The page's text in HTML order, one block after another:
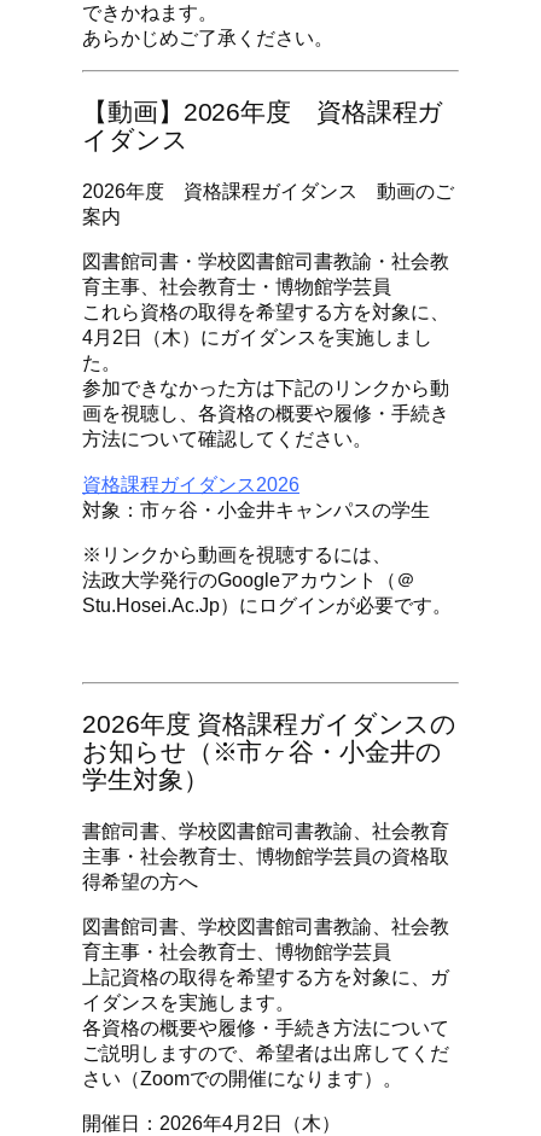
できかねます。
あらかじめご了承ください。
【動画】2026年度 資格課程ガ
イダンス
2026年度 資格課程ガイダンス 動画のご
案内
図書館司書・学校図書館司書教諭・社会教
育主事、社会教育士・博物館学芸員
これら資格の取得を希望する方を対象に、
4月2日（木）にガイダンスを実施しまし
た。
参加できなかった方は下記のリンクから動
画を視聴し、各資格の概要や履修・手続き
方法について確認してください。
資格課程ガイダンス2026
対象：市ヶ谷・小金井キャンパスの学生
※リンクから動画を視聴するには、
法政大学発行のGoogleアカウント（＠
Stu.hosei.ac.jp）にログインが必要です。
2026年度 資格課程ガイダンスの
お知らせ（※市ヶ谷・小金井の
学生対象）
書館司書、学校図書館司書教諭、社会教育
主事・社会教育士、博物館学芸員の資格取
得希望の方へ
図書館司書、学校図書館司書教諭、社会教
育主事・社会教育士、博物館学芸員
上記資格の取得を希望する方を対象に、ガ
イダンスを実施します。
各資格の概要や履修・手続き方法について
ご説明しますので、希望者は出席してくだ
さい（Zoomでの開催になります）。
開催日：2026年4月2日（木）